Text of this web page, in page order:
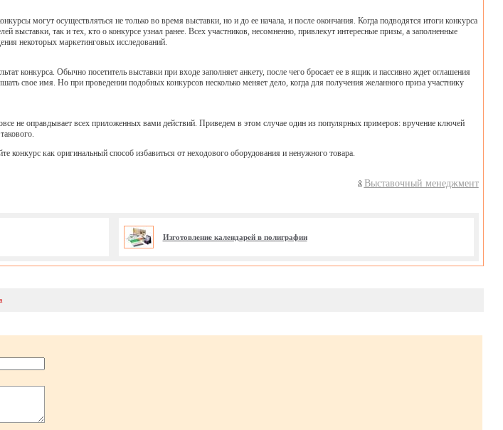
могут осуществляться не только во время выставки, но и до ее начала, и после окончания. Когда подводятся итоги конкурса
выставки, так и тех, кто о конкурсе узнал ранее. Всех участников, несомненно, привлекут интересные призы, а заполненные
некоторых маркетинговых исследований.
конкурса. Обычно посетитель выставки при входе заполняет анкету, после чего бросает ее в ящик и пассивно ждет оглашения
свое имя. Но при проведении подобных конкурсов несколько меняет дело, когда для получения желанного приза участнику
не оправдывает всех приложенных вами действий. Приведем в этом случае один из популярных примеров: вручение ключей
конкурс как оригинальный способ избавиться от неходового оборудования и ненужного товара.
Выставочный менеджмент
Изготовление календарей в полиграфии